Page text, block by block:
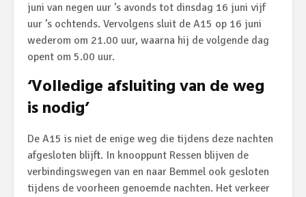
juni van negen uur ’s avonds tot dinsdag 16 juni vijf
uur ’s ochtends. Vervolgens sluit de A15 op 16 juni
wederom om 21.00 uur, waarna hij de volgende dag
opent om 5.00 uur.
‘Volledige afsluiting van de weg
is nodig’
De A15 is niet de enige weg die tijdens deze nachten
afgesloten blijft. In knooppunt Ressen blijven de
verbindingswegen van en naar Bemmel ook gesloten
tijdens de voorheen genoemde nachten. Het verkeer